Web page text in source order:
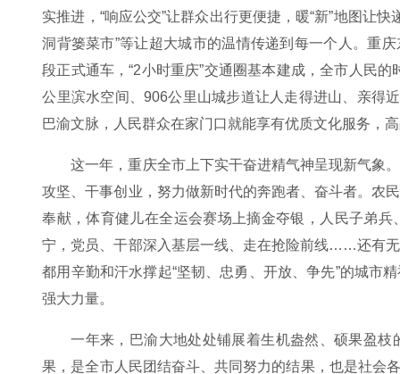
实推进，“响应公交”让群众出行更便捷，暖“新”地图让
洞背篓菜市”等让超大城市的温情传递到每一个人。重
段正式通车，“2小时重庆”交通圈基本建成，全市人民
公里滨水空间、906公里山城步道让人走得进山、亲得
巴渝文脉，人民群众在家门口就能享有优质文化服务，
这一年，重庆全市上下实干奋进精气神呈现新气象
攻坚、干事创业，努力做新时代的奔跑者、奋斗者。农
奉献，体育健儿在全运会赛场上摘金夺银，人民子弟
宁，党员、干部深入基层一线、走在抢险前线……还有
都用辛勤和汗水撑起“坚韧、忠勇、开放、争先”的城市
强大力量。
一年来，巴渝大地处处铺展着生机盎然、硕果盈
果，是全市人民团结奋斗、共同努力的结果，也是社会